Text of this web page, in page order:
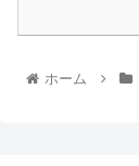
ホーム